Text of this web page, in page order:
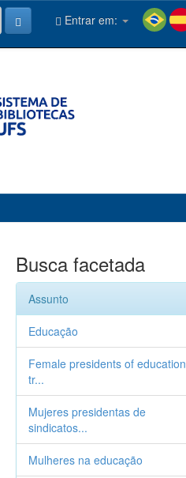
Entrar em:
Busca facetada
Assunto
Educação
Female presidents of education
tr...
Mujeres presidentas de
sindicatos...
Mulheres na educação